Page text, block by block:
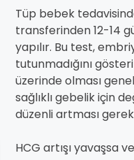
Tüp bebek
transferinden 12-14
yapılır. Bu test,
tutunmadığını
üzerinde olması
sağlıklı gebelik için
düzenli artması
HCG artışı yavaşsa